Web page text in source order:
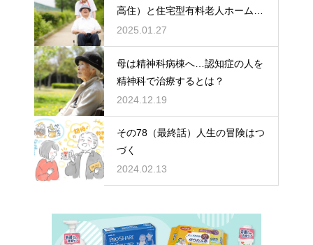
高住）と住宅型有料老人ホーム：
どちらを選ぶ？
2025.01.27
母は精神科病棟へ…認知症の人を
精神科で治療するとは？
2024.12.19
その78（最終話）人生の冒険はつ
づく
2024.02.13